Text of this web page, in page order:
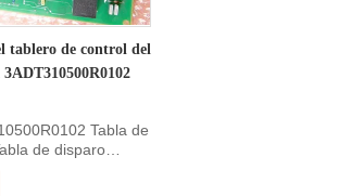
tablero de control del
Tabla de
de disparo